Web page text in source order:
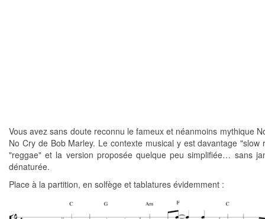
Vous avez sans doute reconnu le fameux et néanmoins mythique
No Cry de Bob Marley. Le contexte musical y est davantage "slow
"reggae" et la version proposée quelque peu simplifiée… sans
dénaturée.
Place à la partition, en solfège et tablatures évidemment :